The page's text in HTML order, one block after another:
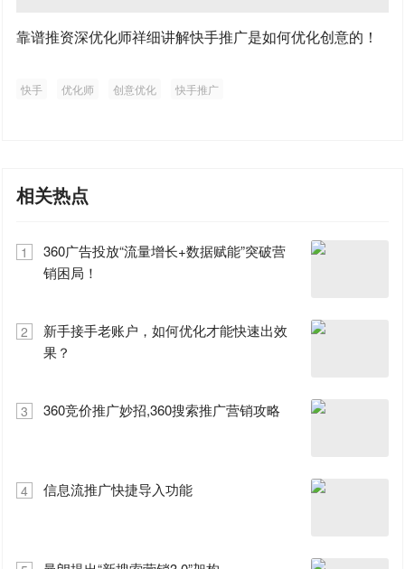
靠谱推资深优化师祥细讲解快手推广是如何优化创意的！
快手 优化师 创意优化 快手推广
相关热点
1
360广告投放“流量增长+数据赋能”突破营
销困局！
2
新手接手老账户，如何优化才能快速出效
果？
3 360竞价推广妙招,360搜索推广营销攻略
4 信息流推广快捷导入功能